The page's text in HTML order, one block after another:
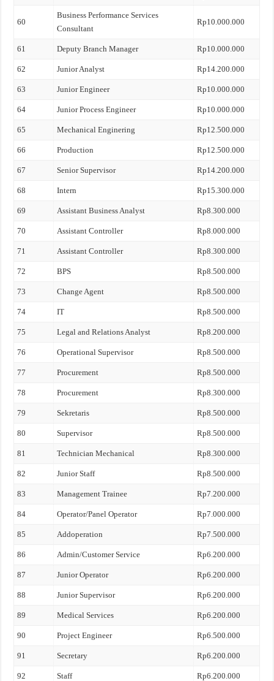
60
Business Performance Services
Consultant
Rp10.000.000
61 Deputy Branch Manager Rp10.000.000
62 Junior Analyst Rp14.200.000
63 Junior Engineer Rp10.000.000
64 Junior Process Engineer Rp10.000.000
65 Mechanical Enginering Rp12.500.000
66 Production Rp12.500.000
67 Senior Supervisor Rp14.200.000
68 Intern Rp15.300.000
69 Assistant Business Analyst Rp8.300.000
70 Assistant Controller Rp8.000.000
71 Assistant Controller Rp8.300.000
72 BPS Rp8.500.000
73 Change Agent Rp8.500.000
74 IT Rp8.500.000
75 Legal and Relations Analyst Rp8.200.000
76 Operational Supervisor Rp8.500.000
77 Procurement Rp8.500.000
78 Procurement Rp8.300.000
79 Sekretaris Rp8.500.000
80 Supervisor Rp8.500.000
81 Technician Mechanical Rp8.300.000
82 Junior Staff Rp8.500.000
83 Management Trainee Rp7.200.000
84 Operator/Panel Operator Rp7.000.000
85 Addoperation Rp7.500.000
86 Admin/Customer Service Rp6.200.000
87 Junior Operator Rp6.200.000
88 Junior Supervisor Rp6.200.000
89 Medical Services Rp6.200.000
90 Project Engineer Rp6.500.000
91 Secretary Rp6.200.000
92 Staff Rp6.200.000